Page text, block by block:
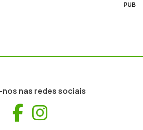
PUB
nas redes sociais
Facebook